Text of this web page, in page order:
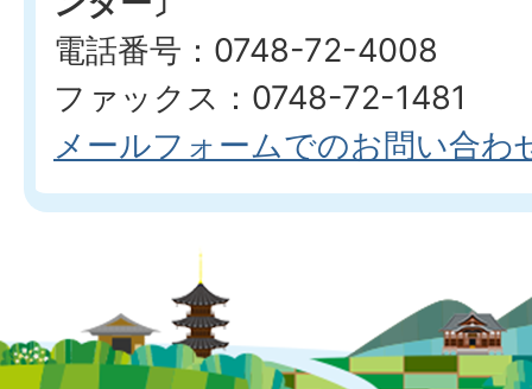
電話番号：0748-72-4008
ファックス：0748-72-1481
メールフォームでのお問い合わ